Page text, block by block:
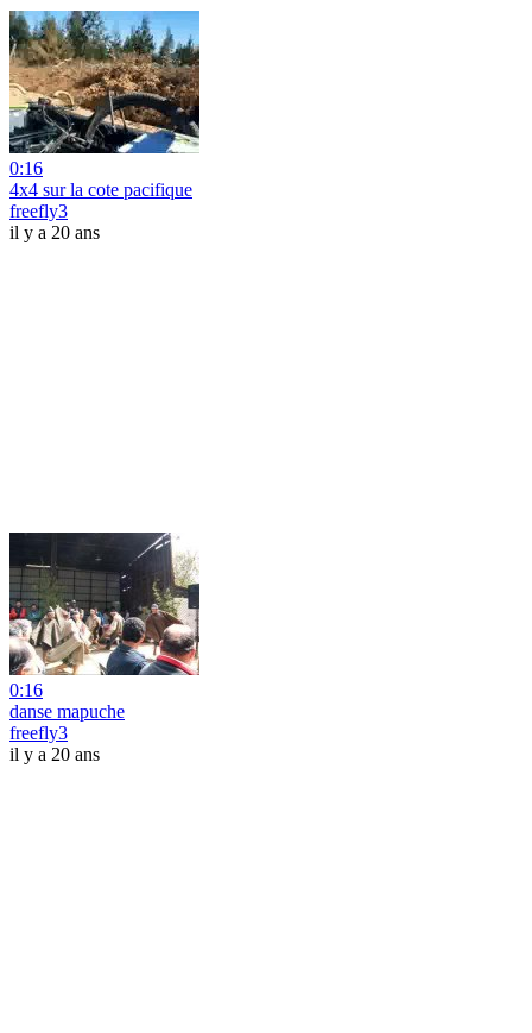
0:16
4x4 sur la cote pacifique
freefly3
il y a 20 ans
0:16
danse mapuche
freefly3
il y a 20 ans